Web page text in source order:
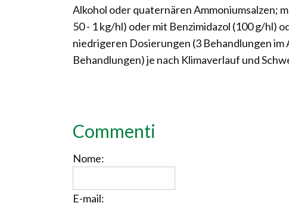
Alkohol oder quaternären Ammoniumsalzen;
50 - 1 kg/hl) oder mit Benzimidazol (100 g/hl)
niedrigeren Dosierungen (3 Behandlungen
Behandlungen) je nach Klimaverlauf und
Commenti
Nome:
E-mail: